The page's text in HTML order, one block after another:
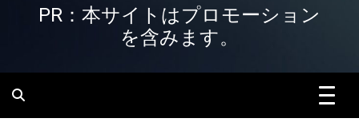
PR：本サイトはプロモーション
を含みます。